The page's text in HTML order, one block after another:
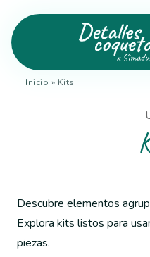
Inicio » Kits
Descubre elementos
Explora kits listos para
piezas.